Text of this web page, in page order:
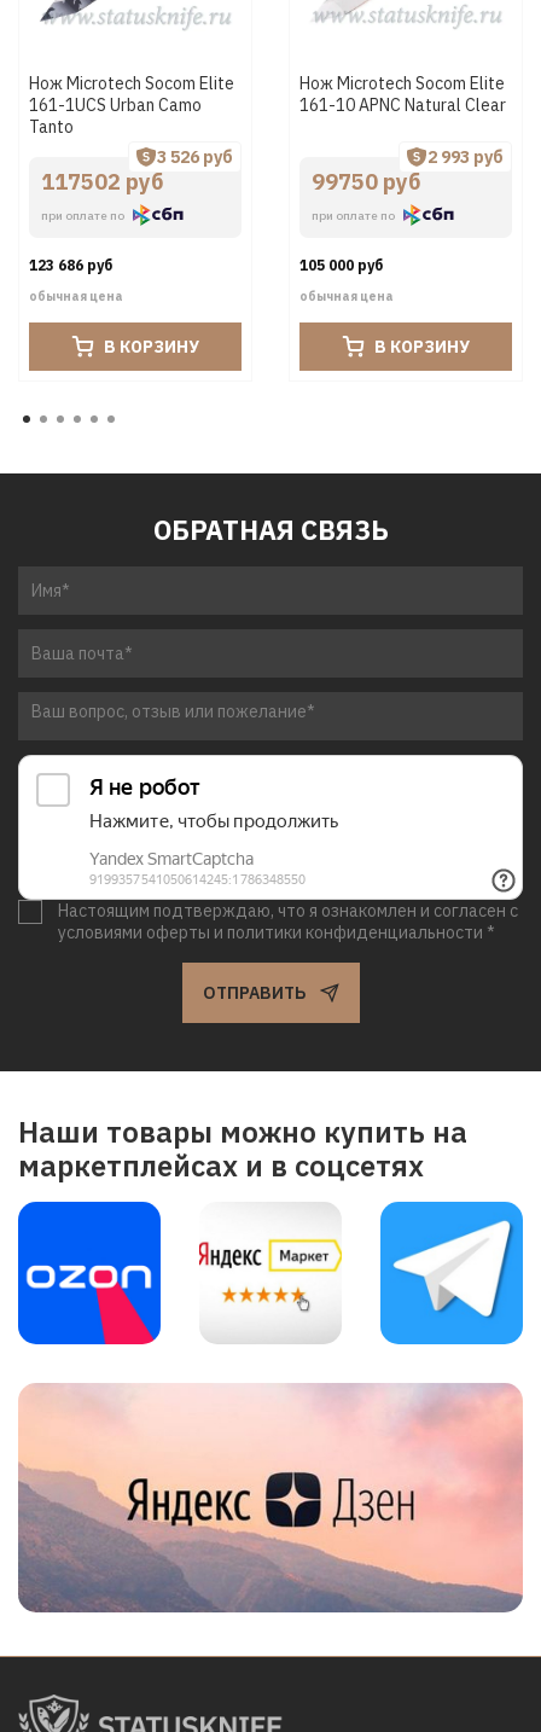
Нож Microtech Socom Elite
161-1UCS Urban Camo
Tanto
117502 руб
при оплате по
3 526 руб
123 686 руб
обычная цена
В КОРЗИНУ
Нож Microtech Socom Elite
161-10 APNC Natural Clear
99750 руб
при оплате по
2 993 руб
105 000 руб
обычная цена
В КОРЗИНУ
ОБРАТНАЯ СВЯЗЬ
Настоящим подтверждаю, что я ознакомлен и согласен с
условиями оферты и политики конфиденциальности *
ОТПРАВИТЬ
Наши товары можно купить на
маркетплейсах и в соцсетях